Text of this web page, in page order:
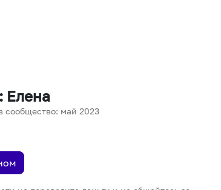
: Елена
сообщество: май 2023